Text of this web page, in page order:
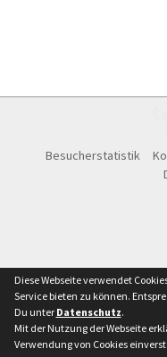
Besucherstatistik
Diese Webseite verwendet
Service bieten zu können.
Du unter Datenschutz.
Mit der Nutzung der Webseite
Verwendung von Cookies